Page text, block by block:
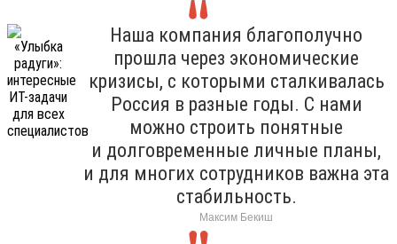
Наша компания благополучно
прошла через экономические
кризисы, с которыми сталкивалась
Россия в разные годы. С нами
можно строить понятные
и долговременные личные планы,
и для многих сотрудников важна эта
стабильность.
Максим Бекиш